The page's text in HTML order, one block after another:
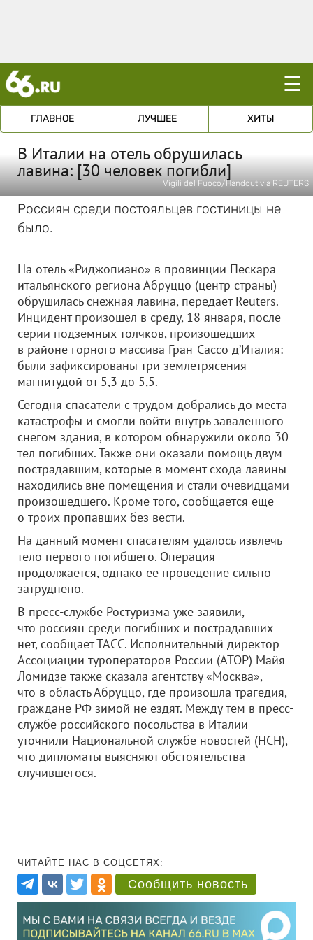
☰
ГЛАВНОЕ ЛУЧШЕЕ ХИТЫ
В Италии на отель обрушилась
лавина: [30 человек погибли]
Vigili del Fuoco/Handout via REUTERS
Россиян среди постояльцев гостиницы не
было.
На отель «Риджопиано» в провинции Пескара
итальянского региона Абруццо (центр страны)
обрушилась снежная лавина, передает Reuters.
Инцидент произошел в среду, 18 января, после
серии подземных толчков, произошедших
в районе горного массива Гран-Сассо-д’Италия:
были зафиксированы три землетрясения
магнитудой от 5,3 до 5,5.
Сегодня спасатели с трудом добрались до места
катастрофы и смогли войти внутрь заваленного
снегом здания, в котором обнаружили около 30
тел погибших. Также они оказали помощь двум
пострадавшим, которые в момент схода лавины
находились вне помещения и стали очевидцами
произошедшего. Кроме того, сообщается еще
о троих пропавших без вести.
На данный момент спасателям удалось извлечь
тело первого погибшего. Операция
продолжается, однако ее проведение сильно
затруднено.
В пресс-службе Ростуризма уже заявили,
что россиян среди погибших и пострадавших
нет, сообщает ТАСС. Исполнительный директор
Ассоциации туроператоров России (АТОР) Майя
Ломидзе также сказала агентству «Москва»,
что в область Абруццо, где произошла трагедия,
граждане РФ зимой не ездят. Между тем в пресс-
службе российского посольства в Италии
уточнили Национальной службе новостей (НСН),
что дипломаты выясняют обстоятельства
случившегося.
ЧИТАЙТЕ НАС В СОЦСЕТЯХ:
Сообщить новость